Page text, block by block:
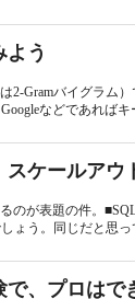
う
2-Gramバイグラム
などであればキ
ケールアウ
のが表題の件。
ょう。同じだと思
、プロはで